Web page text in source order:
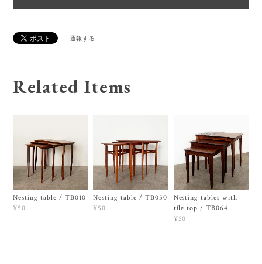
通報する
Related Items
Nesting table / TB010
¥50
Nesting table / TB050
¥50
Nesting tables with
tile top / TB064
¥50